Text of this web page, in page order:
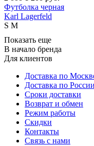
Футболка черная
Karl Lagerfeld
S M
Показать еще
В начало бренда
Для клиентов
Доставка по
Доставка по России
Сроки доставки
Возврат и обмен
Режим работы
Скидки
Контакты
Связь с нами